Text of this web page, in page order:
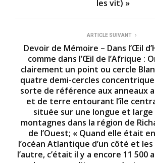
les vit) »
ARTICLE SUIVANT
Devoir de Mémoire – Dans l’Œil
comme dans l’Œil de l’Afrique :
clairement un point ou cercle
quatre demi-cercles
sorte de référence aux anneaux
et de terre entourant l’île
située sur une longue et large
montagnes dans la région de
de l’Ouest; « Quand elle était
l’océan Atlantique d’un côté et les
l’autre, c’était il y a encore 11 500